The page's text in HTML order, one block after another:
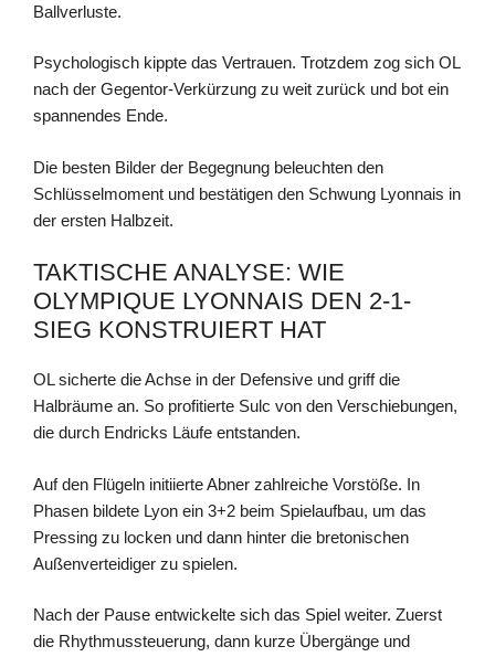
Ballverluste.
Psychologisch kippte das Vertrauen. Trotzdem zog sich OL
nach der Gegentor-Verkürzung zu weit zurück und bot ein
spannendes Ende.
Die besten Bilder der Begegnung beleuchten den
Schlüsselmoment und bestätigen den Schwung Lyonnais in
der ersten Halbzeit.
TAKTISCHE ANALYSE: WIE
OLYMPIQUE LYONNAIS DEN 2-1-
SIEG KONSTRUIERT HAT
OL sicherte die Achse in der Defensive und griff die
Halbräume an. So profitierte Sulc von den Verschiebungen,
die durch Endricks Läufe entstanden.
Auf den Flügeln initiierte Abner zahlreiche Vorstöße. In
Phasen bildete Lyon ein 3+2 beim Spielaufbau, um das
Pressing zu locken und dann hinter die bretonischen
Außenverteidiger zu spielen.
Nach der Pause entwickelte sich das Spiel weiter. Zuerst
die Rhythmussteuerung, dann kurze Übergänge und